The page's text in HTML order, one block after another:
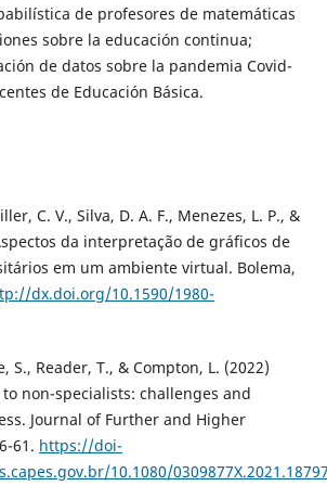
de profesores de matemáticas
sobre la educación continua;
de datos sobre la pandemia Covid-
de Educación Básica.
C. V., Silva, D. A. F., Menezes, L. P., &
da interpretação de gráficos de
em um ambiente virtual. Bolema,
dx.doi.org/10.1590/1980-
S., Reader, T., & Compton, L. (2022)
non-specialists: challenges and
Journal of Further and Higher
61. https://doi-
10.1080/